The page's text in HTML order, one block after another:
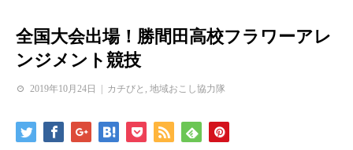
全国大会出場！勝間田高校フラワーアレ
ンジメント競技
2019年10月24日 カチびと 地域おこし協力隊